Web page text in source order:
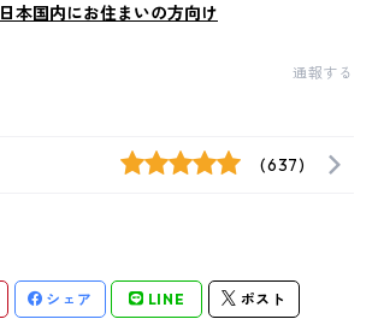
日本国内にお住まいの方向け
通報する
(637)
シェア LINE ポスト